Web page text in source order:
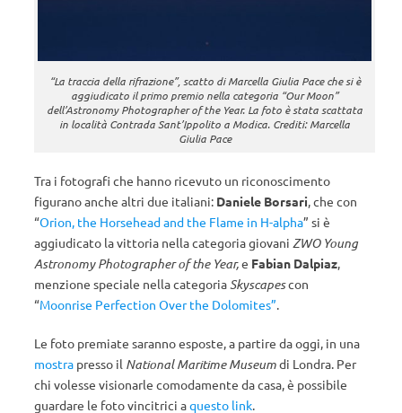
“La traccia della rifrazione”, scatto di Marcella Giulia Pace che si è
aggiudicato il primo premio nella categoria “Our Moon”
dell’Astronomy Photographer of the Year. La foto è stata scattata
in località Contrada Sant’Ippolito a Modica. Crediti: Marcella
Giulia Pace
Tra i fotografi che hanno ricevuto un riconoscimento
figurano anche altri due italiani: Daniele Borsari, che con
“Orion, the Horsehead and the Flame in H-alpha” si è
aggiudicato la vittoria nella categoria giovani ZWO Young
Astronomy Photographer of the Year,e Fabian Dalpiaz,
menzione speciale nella categoriaSkyscapescon
“Moonrise Perfection Over the Dolomites”.
Le foto premiate saranno esposte, a partire da oggi, in una
mostra presso il National Maritime Museumdi Londra. Per
chi volesse visionarle comodamente da casa, è possibile
guardare le foto vincitrici aquesto link.